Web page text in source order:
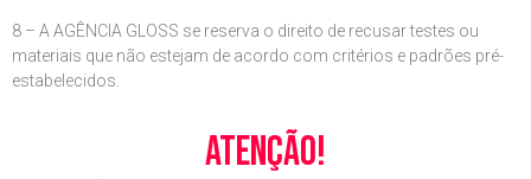
8 – A AGÊNCIA GLOSS se reserva o direito de recusar testes ou
materiais que não estejam de acordo com critérios e padrões pré-
estabelecidos.
Atenção!